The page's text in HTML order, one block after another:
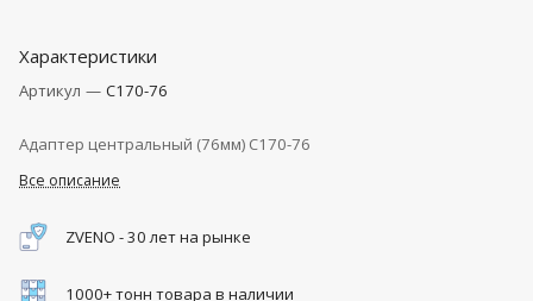
Характеристики
Артикул — C170-76
Адаптер центральный (76мм) C170-76
Все описание
ZVENO - 30 лет на рынке
1000+ тонн товара в наличии